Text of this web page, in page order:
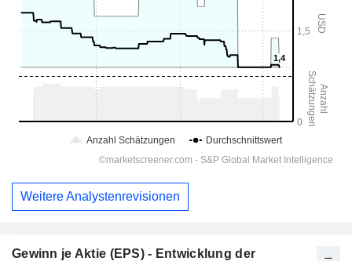
Weitere Analystenrevisionen
Gewinn je Aktie (EPS) - Entwicklung der